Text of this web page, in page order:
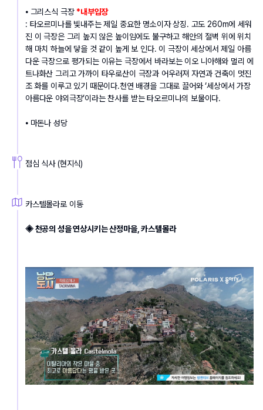
⦁ 그리스식 극장 *내부입장
: 타오르미나를 빛내주는 제일 중요한 명소이자 상징. 고도 260m에 세워
진 이 극장은 그리 높지 않은 높이임에도 불구하고 해안의 절벽 위에 위치
해 마치 하늘에 닿을 것 같이 높게 보 인다. 이 극장이 세상에서 제일 아름
다운 극장으로 평가되는 이유는 극장에서 바라보는 이오 니아해와 멀리 에
트나화산 그리고 가까이 타우로산이 극장과 어우러져 자연과 건축이 멋진
조 화를 이루고 있기 때문이다.천연 배경을 그대로 끌어와 ‘세상에서 가장
아름다운 야외극장’이라는 찬사를 받는 타오르미나의 보물이다.
⦁ 마돈나 성당
점심 식사 (현지식)
카스텔몰라로 이동
◈ 천공의 성을 연상시키는 산정마을, 카스텔몰라